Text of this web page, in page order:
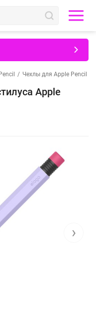
/ Чехлы для Apple Pencil
Apple
›